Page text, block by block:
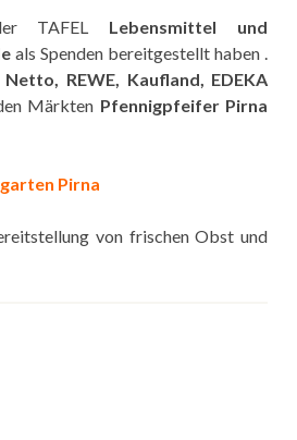
TAFEL Lebensmittel und
als Spenden bereitgestellt haben .
REWE, Kaufland, EDEKA
Märkten Pfennigpfeifer Pirna
Pirna
von frischen Obst und